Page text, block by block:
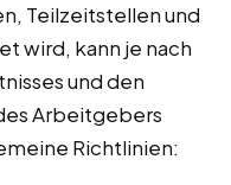
Teilzeitstellen und
wird, kann je nach
und den
Arbeitgebers
Richtlinien: